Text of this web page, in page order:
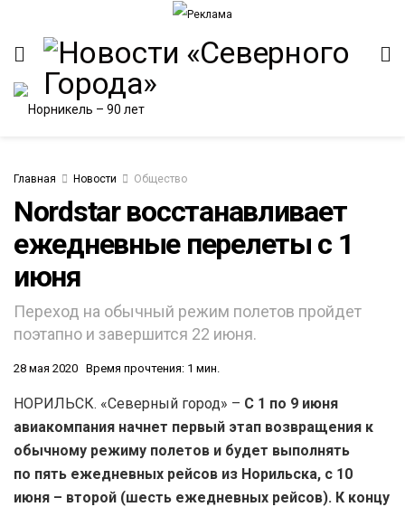
Главная Новости Общество
Nordstar восстанавливает
ежедневные перелеты c 1
июня
Переход на обычный режим полетов пройдет
поэтапно и завершится 22 июня.
28 мая 2020 Время прочтения: 1 мин.
НОРИЛЬСК. «Северный город» – С 1 по 9 июня
авиакомпания начнет первый этап возвращения к
обычному режиму полетов и будет выполнять
по пять ежедневных рейсов из Норильска, с 10
июня – второй (шесть ежедневных рейсов). К концу